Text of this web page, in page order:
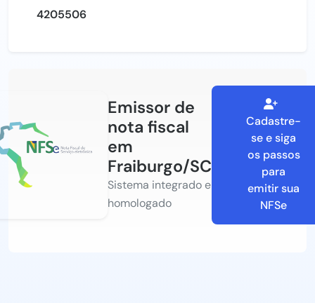
4205506
Emissor de
nota fiscal
em
Fraiburgo/SC
Sistema integrado e
homologado
Cadastre-
se e siga
os passos
para
emitir sua
NFSe